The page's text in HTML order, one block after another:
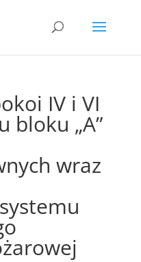
IV i VI
bloku „A”
wraz